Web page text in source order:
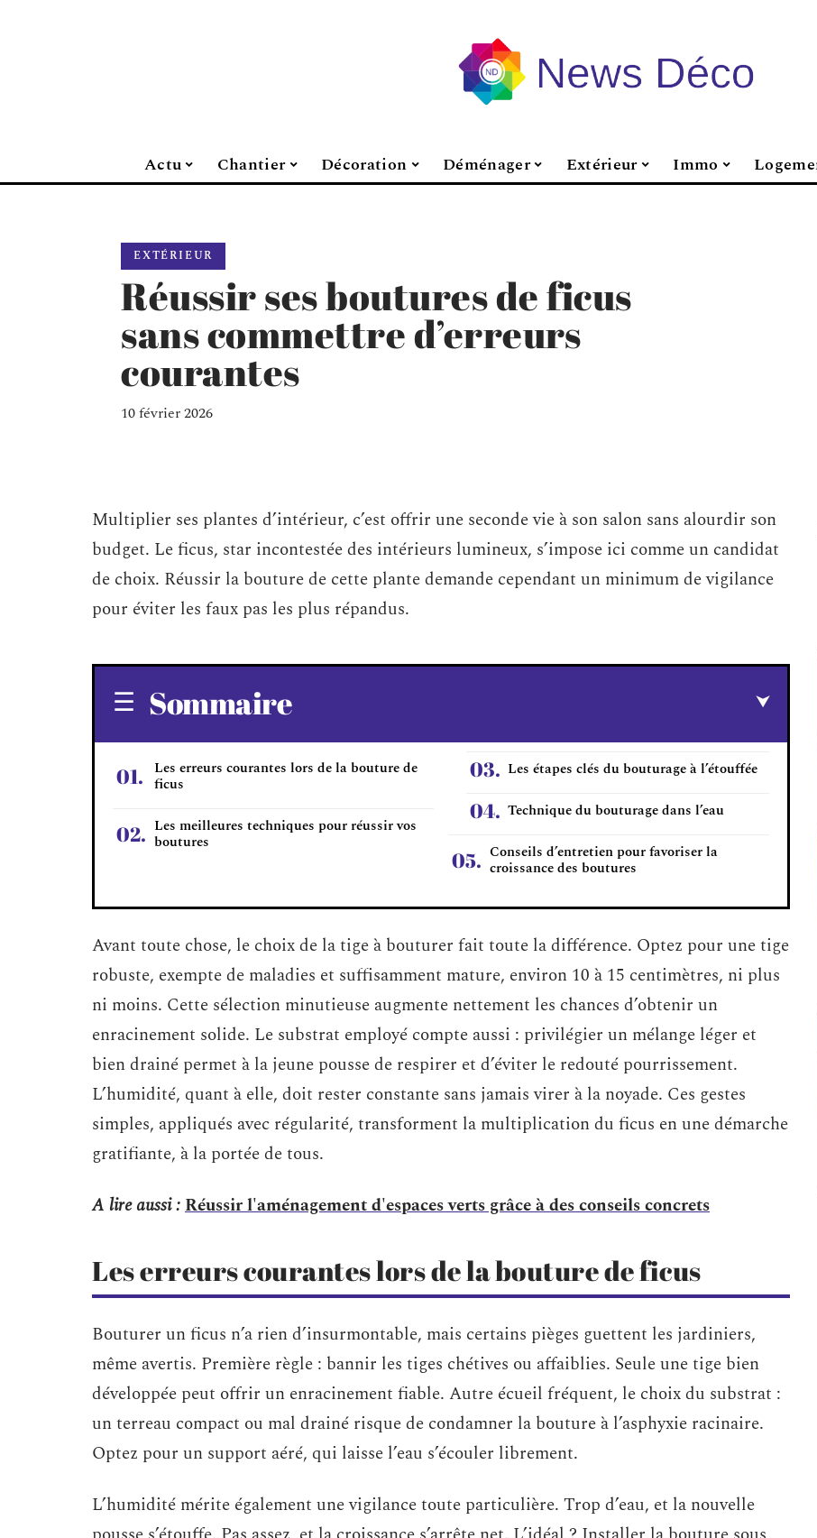
Actu Chantier Décoration Déménager Extérieur Immo
EXTÉRIEUR
Réussir ses boutures de ficus
sans commettre d’erreurs
courantes
10 février 2026
Multiplier ses plantes d’intérieur, c’est offrir une seconde vie à son salon sans alourdir son
budget. Le ficus, star incontestée des intérieurs lumineux, s’impose ici comme un candidat
de choix. Réussir la bouture de cette plante demande cependant un minimum de vigilance
pour éviter les faux pas les plus répandus.
Sommaire
Les erreurs courantes lors de la bouture de
ficus
Les meilleures techniques pour réussir vos
boutures
Les étapes clés du bouturage à l’étouffée
Technique du bouturage dans l’eau
Conseils d’entretien pour favoriser la
croissance des boutures
Avant toute chose, le choix de la tige à bouturer fait toute la différence. Optez pour une tige
robuste, exempte de maladies et suffisamment mature, environ 10 à 15 centimètres, ni plus
ni moins. Cette sélection minutieuse augmente nettement les chances d’obtenir un
enracinement solide. Le substrat employé compte aussi : privilégier un mélange léger et
bien drainé permet à la jeune pousse de respirer et d’éviter le redouté pourrissement.
L’humidité, quant à elle, doit rester constante sans jamais virer à la noyade. Ces gestes
simples, appliqués avec régularité, transforment la multiplication du ficus en une démarche
gratifiante, à la portée de tous.
A lire aussi :Réussir l'aménagement d'espaces verts grâce à des conseils concrets
Les erreurs courantes lors de la bouture de ficus
Bouturer un ficus n’a rien d’insurmontable, mais certains pièges guettent les jardiniers,
même avertis. Première règle : bannir les tiges chétives ou affaiblies. Seule une tige bien
développée peut offrir un enracinement fiable. Autre écueil fréquent, le choix du substrat :
un terreau compact ou mal drainé risque de condamner la bouture à l’asphyxie racinaire.
Optez pour un support aéré, qui laisse l’eau s’écouler librement.
L’humidité mérite également une vigilance toute particulière. Trop d’eau, et la nouvelle